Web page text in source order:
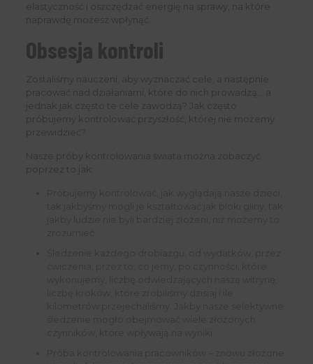
elastyczność i oszczędzać energię na sprawy, na które
naprawdę możesz wpłynąć.
Obsesja kontroli
Zostaliśmy nauczeni, aby wyznaczać cele, a następnie
pracować nad działaniami, które do nich prowadzą… a
jednak jak często te cele zawodzą? Jak często
próbujemy kontrolować przyszłość, której nie możemy
przewidzieć?
Nasze próby kontrolowania świata można zobaczyć
poprzez to jak: